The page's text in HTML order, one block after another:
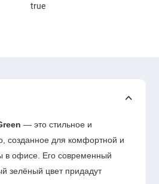
true
— это стильное и
созданное для комфортной и
в офисе. Его современный
зелёный цвет придадут